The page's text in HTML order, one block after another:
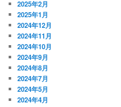
2025年2月
2025年1月
2024年12月
2024年11月
2024年10月
2024年9月
2024年8月
2024年7月
2024年5月
2024年4月